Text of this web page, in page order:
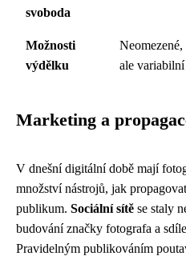
svoboda
Možnosti
výdělku
Neomezené,
ale variabilní
Marketing a
V dnešní digitální době mají
množství nástrojů, jak
publikum. Sociální sítě se staly
budování značky fotografa a
Pravidelným publikováním